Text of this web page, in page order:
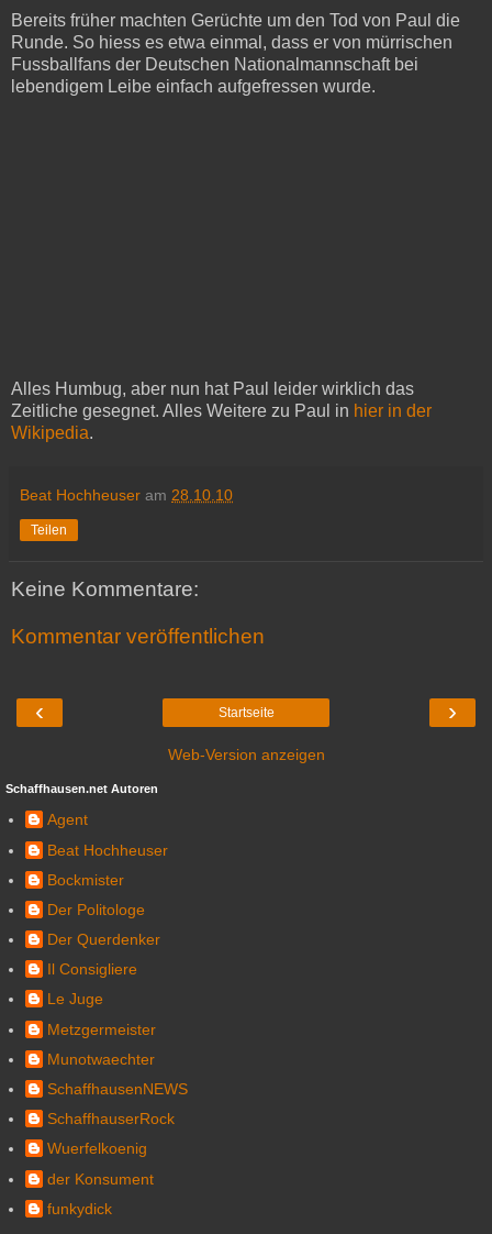
Bereits früher machten Gerüchte um den Tod von Paul die
Runde. So hiess es etwa einmal, dass er von mürrischen
Fussballfans der Deutschen Nationalmannschaft bei
lebendigem Leibe einfach aufgefressen wurde.
Alles Humbug, aber nun hat Paul leider wirklich das
Zeitliche gesegnet. Alles Weitere zu Paul in hier in der
Wikipedia.
Beat Hochheuser am 28.10.10
Teilen
Keine Kommentare:
Kommentar veröffentlichen
‹ ›
Startseite
Web-Version anzeigen
Schaffhausen.net Autoren
Agent
Beat Hochheuser
Bockmister
Der Politologe
Der Querdenker
Il Consigliere
Le Juge
Metzgermeister
Munotwaechter
SchaffhausenNEWS
SchaffhauserRock
Wuerfelkoenig
der Konsument
funkydick